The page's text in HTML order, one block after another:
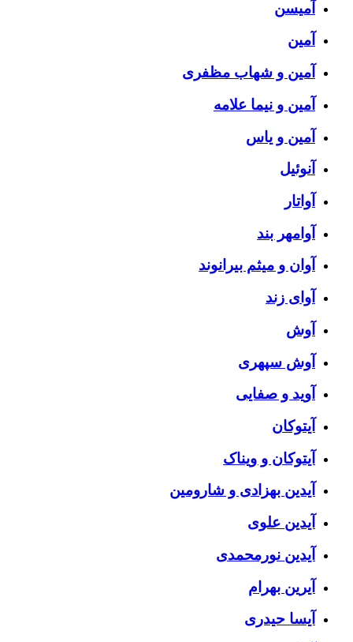
آمیسن
آمین
آمین و شهاب مظفری
آمین و نیما علامه
آمین و یاس
آنوئیل
آواتار
آوامهر بند
آوان و میثم بیرانوند
آوای زند
آوش
آوش سپهری
آوید و صفایی
آیتوکان
آیتوکان و ویناک
آیدین بهزادی و شارومین
آیدین علوی
آیدین نورمحمدی
آیرین بهرام
آیسا حیدری